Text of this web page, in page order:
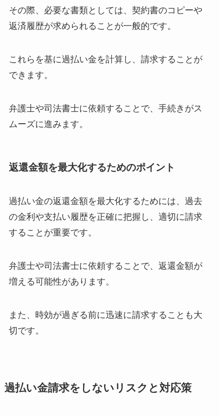
その際、必要な書類としては、契約書のコピーや
返済履歴が求められることが一般的です。
これらを基に過払い金を計算し、請求することが
できます。
弁護士や司法書士に依頼することで、手続きがス
ムーズに進みます。
返還金額を最大化するためのポイント
過払い金の返還金額を最大化するためには、過去
の金利や支払い履歴を正確に把握し、適切に請求
することが重要です。
弁護士や司法書士に依頼することで、返還金額が
増える可能性があります。
また、時効が過ぎる前に迅速に請求することも大
切です。
過払い金請求をしないリスクと対応策